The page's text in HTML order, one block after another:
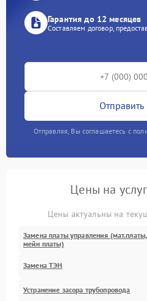
Гарантия до 12 месяцев
Составляем договор,
Отправить
Отправляя, Вы соглашаетесь с
Цены на
Цены актуальны на
Замена платы управления (мат.платы,
мейн платы)
Замена ТЭН
Устранение засора трубопровода